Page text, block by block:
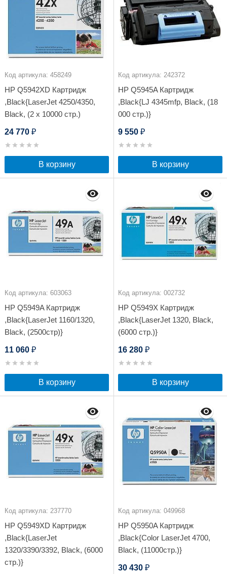
Код артикула: 458249
HP Q5942XD Картридж
,Black{LaserJet 4250/4350,
Black, (2 x 10000 стр.)
24 770 ₽
В корзину
Код артикула: 242372
HP Q5945A Картридж
,Black{LJ 4345mfp, Black, (18
000 стр.)}
9 550 ₽
В корзину
Код артикула: 603063
HP Q5949A Картридж
,Black{LaserJet 1160/1320,
Black, (2500стр)}
11 060 ₽
В корзину
Код артикула: 002732
HP Q5949X Картридж
,Black{LaserJet 1320, Black,
(6000 стр.)}
16 280 ₽
В корзину
Код артикула: 237770
HP Q5949XD Картридж
,Black{LaserJet
1320/3390/3392, Black, (6000
стр.)}
Код артикула: 049968
HP Q5950A Картридж
,Black{Color LaserJet 4700,
Black, (11000стр.)}
30 430 ₽